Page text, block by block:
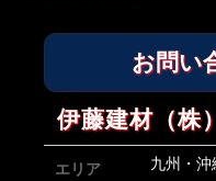
お問い
伊藤建材（株
エリア 九州・